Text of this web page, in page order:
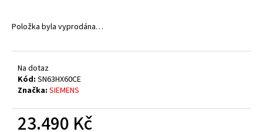
Položka byla vyprodána…
Na dotaz
Kód: SN63HX60CE
Značka: SIEMENS
23.490 Kč
m